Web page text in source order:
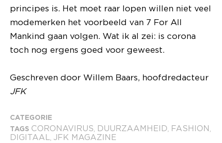
principes is. Het moet raar lopen willen niet veel
modemerken het voorbeeld van 7 For All
Mankind gaan volgen. Wat ik al zei: is corona
toch nog ergens goed voor geweest.
Geschreven door Willem Baars, hoofdredacteur
JFK
CATEGORIE
TAGS CORONAVIRUS DUURZAAMHEID FASHION
DIGITAAL JFK MAGAZINE